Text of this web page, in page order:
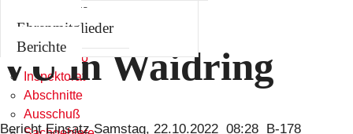
Sachgebiete
Ehrenmitglieder
Berichte
Termine
Bezirksverband
Kommando
Inspektorat
Abschnitte
Ausschuß
Sie befinden sich hier:
VU in Waidring
Bericht Einsatz Samstag, 22.10.2022 08:28 B-178